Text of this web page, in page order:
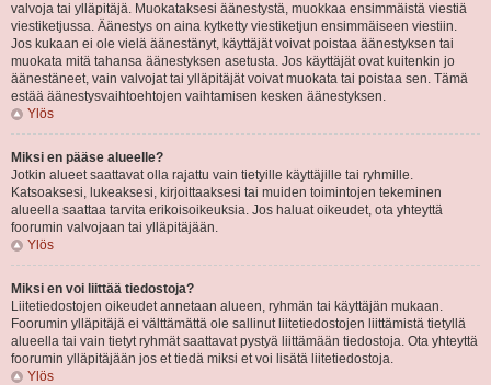
valvoja tai ylläpitäjä. Muokataksesi äänestystä, muokkaa ensimmäistä viestiä
viestiketjussa. Äänestys on aina kytketty viestiketjun ensimmäiseen viestiin.
Jos kukaan ei ole vielä äänestänyt, käyttäjät voivat poistaa äänestyksen tai
muokata mitä tahansa äänestyksen asetusta. Jos käyttäjät ovat kuitenkin jo
äänestäneet, vain valvojat tai ylläpitäjät voivat muokata tai poistaa sen. Tämä
estää äänestysvaihtoehtojen vaihtamisen kesken äänestyksen.
Ylös
Miksi en pääse alueelle?
Jotkin alueet saattavat olla rajattu vain tietyille käyttäjille tai ryhmille.
Katsoaksesi, lukeaksesi, kirjoittaaksesi tai muiden toimintojen tekeminen
alueella saattaa tarvita erikoisoikeuksia. Jos haluat oikeudet, ota yhteyttä
foorumin valvojaan tai ylläpitäjään.
Ylös
Miksi en voi liittää tiedostoja?
Liitetiedostojen oikeudet annetaan alueen, ryhmän tai käyttäjän mukaan.
Foorumin ylläpitäjä ei välttämättä ole sallinut liitetiedostojen liittämistä tietyllä
alueella tai vain tietyt ryhmät saattavat pystyä liittämään tiedostoja. Ota yhteyttä
foorumin ylläpitäjään jos et tiedä miksi et voi lisätä liitetiedostoja.
Ylös